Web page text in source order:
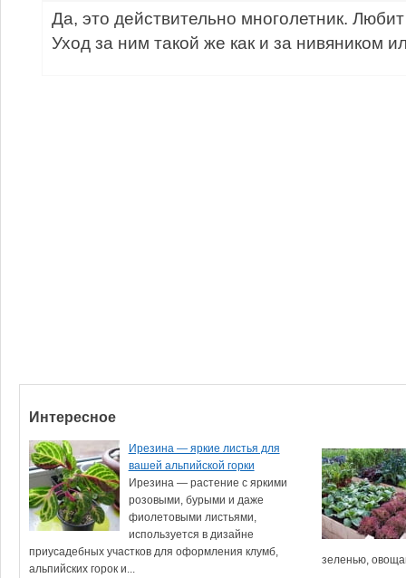
Да, это действительно многолетник.
Уход за ним такой же как и за нивяником
Интересное
Ирезина — яркие листья для
вашей альпийской горки
Ирезина — растение с яркими
розовыми, бурыми и даже
фиолетовыми листьями,
используется в дизайне
приусадебных участков для оформления клумб,
альпийских горок и...
зеленью,